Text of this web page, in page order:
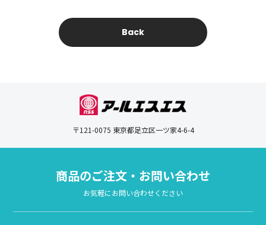
Back
〒121-0075 東京都足立区一ツ家4-6-4
商品のご注文・お問い合わせ
お気軽にお問い合わせください